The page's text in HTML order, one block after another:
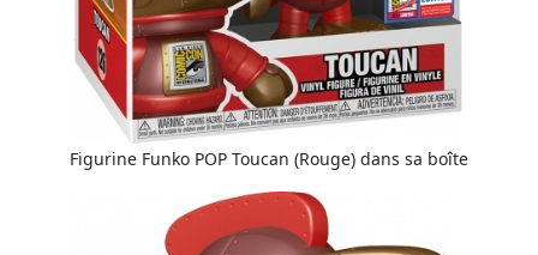
Figurine Funko POP Toucan (Rouge) dans sa boîte